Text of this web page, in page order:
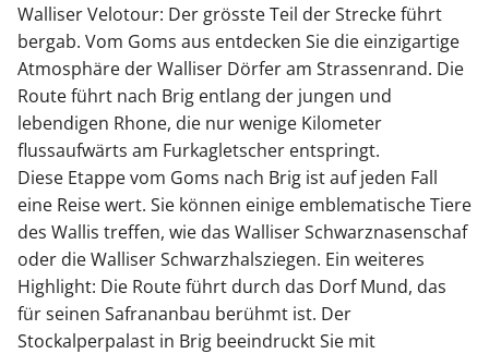
Walliser Velotour: Der grösste Teil der Strecke führt
bergab. Vom Goms aus entdecken Sie die einzigartige
Atmosphäre der Walliser Dörfer am Strassenrand. Die
Route führt nach Brig entlang der jungen und
lebendigen Rhone, die nur wenige Kilometer
flussaufwärts am Furkagletscher entspringt.
Diese Etappe vom Goms nach Brig ist auf jeden Fall
eine Reise wert. Sie können einige emblematische Tiere
des Wallis treffen, wie das Walliser Schwarznasenschaf
oder die Walliser Schwarzhalsziegen. Ein weiteres
Highlight: Die Route führt durch das Dorf Mund, das
für seinen Safrananbau berühmt ist. Der
Stockalperpalast in Brig beeindruckt Sie mit